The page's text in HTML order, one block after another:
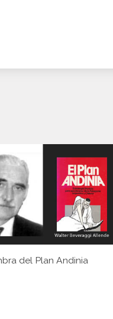
del Plan Andinia